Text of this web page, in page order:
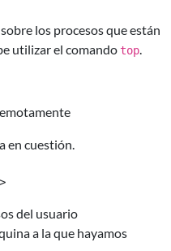
los procesos que están
utilizar el comando top.
en cuestión.
del usuario
a la que hayamos